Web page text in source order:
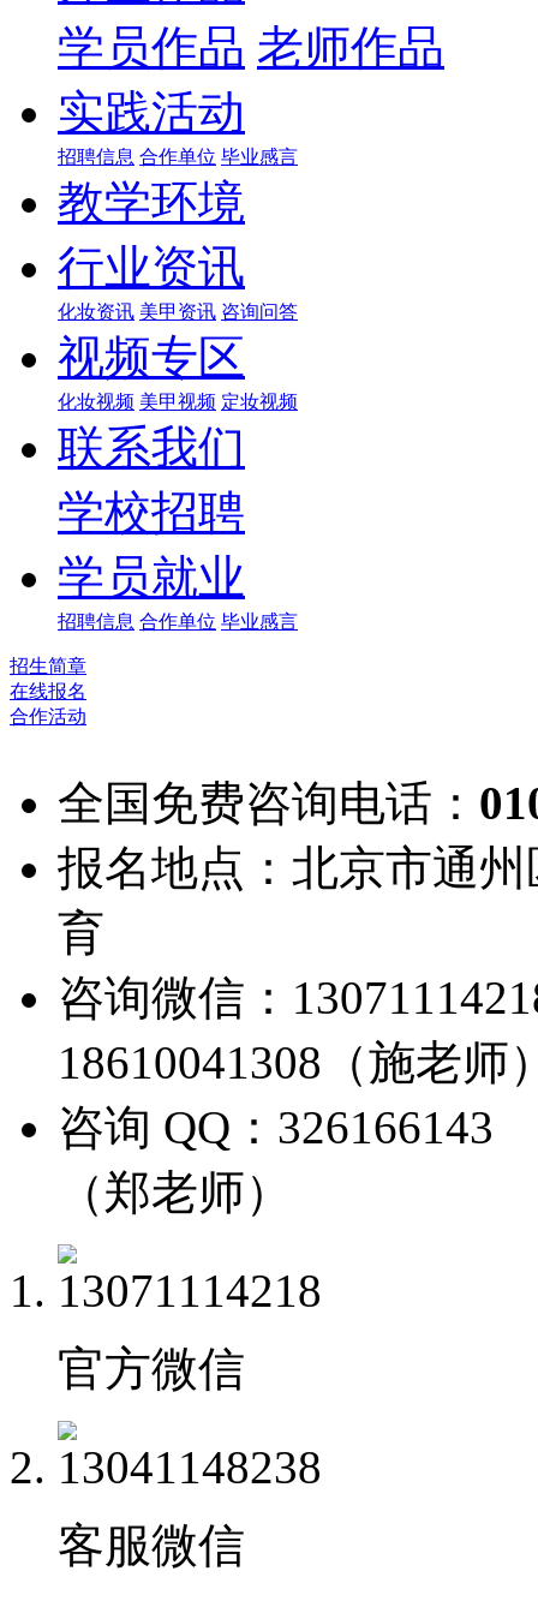
学员作品 老师作品
实践活动
招聘信息 合作单位 毕业感言
教学环境
行业资讯
化妆资讯 美甲资讯 咨询问答
视频专区
化妆视频 美甲视频 定妆视频
联系我们
学校招聘
学员就业
招聘信息 合作单位 毕业感言
招生简章
在线报名
合作活动
全国免费咨询电话：
报名地点：北京市通
育
咨询微信：
18610041308（施老师
咨询 QQ：
（郑老师）
官方微信
客服微信